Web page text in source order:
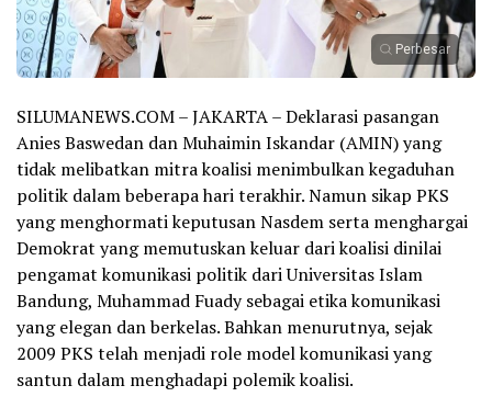
Perbesar
SILUMANEWS.COM – JAKARTA – Deklarasi pasangan
Anies Baswedan dan Muhaimin Iskandar (AMIN) yang
tidak melibatkan mitra koalisi menimbulkan kegaduhan
politik dalam beberapa hari terakhir. Namun sikap PKS
yang menghormati keputusan Nasdem serta menghargai
Demokrat yang memutuskan keluar dari koalisi dinilai
pengamat komunikasi politik dari Universitas Islam
Bandung, Muhammad Fuady sebagai etika komunikasi
yang elegan dan berkelas. Bahkan menurutnya, sejak
2009 PKS telah menjadi role model komunikasi yang
santun dalam menghadapi polemik koalisi.